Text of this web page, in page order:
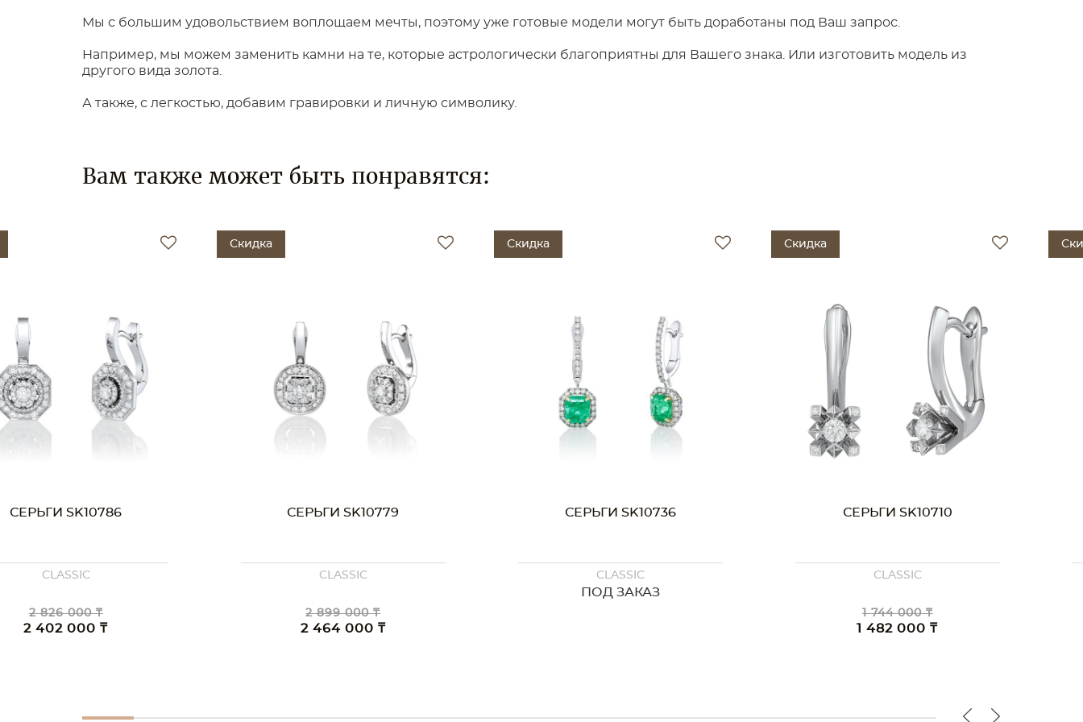
Мы с большим удовольствием воплощаем мечты, поэтому уже готовые модели могут быть доработаны под Ваш запрос.
Например, мы можем заменить камни на те, которые астрологически благоприятны для Вашего знака. Или изготовить модель из
другого вида золота.
А также, с легкостью, добавим гравировки и личную символику.
Вам также может быть понравятся:
СЕРЬГИ SK10786
CLASSIC
2 826 000 ₸
2 402 000 ₸
Скидка
СЕРЬГИ SK10779
CLASSIC
2 899 000 ₸
2 464 000 ₸
Скидка
СЕРЬГИ SK10736
CLASSIC
ПОД ЗАКАЗ
Скидка
СЕРЬГИ SK10710
CLASSIC
1 744 000 ₸
1 482 000 ₸